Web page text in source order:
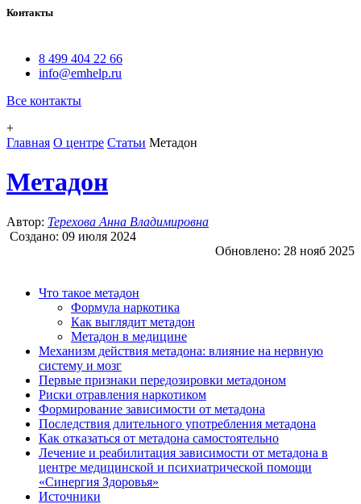
Контакты
8 499 404 22 66
info@emhelp.ru
Все контакты
+
Главная О центре Статьи Метадон
Метадон
Автор: Терехова Анна Владимировна
Создано: 09 июля 2024
Обновлено: 28 нояб 2025
Что такое метадон
Формула наркотика
Как выглядит метадон
Метадон в медицине
Механизм действия метадона: влияние на нервную
систему и мозг
Первые признаки передозировки метадоном
Риски отравления наркотиком
Формирование зависимости от метадона
Последствия длительного употребления метадона
Как отказаться от метадона самостоятельно
Лечение и реабилитация зависимости от метадона в
центре медицинской и психиатрической помощи
«Синергия Здоровья»
Источники